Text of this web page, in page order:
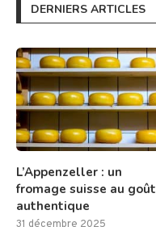
DERNIERS ARTICLES
L’Appenzeller : un
fromage suisse au goût
authentique
31 décembre 2025